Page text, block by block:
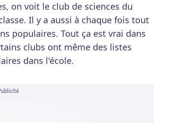
on voit le club de sciences du
Il y a aussi à chaque fois tout
populaires. Tout ça est vrai dans
clubs ont même des listes
dans l'école.